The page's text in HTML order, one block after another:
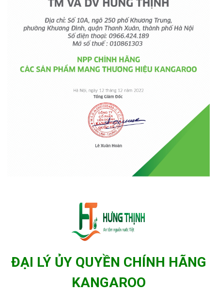
ĐẠI LÝ ỦY QUYỀN CHÍNH HÃNG
KANGAROO